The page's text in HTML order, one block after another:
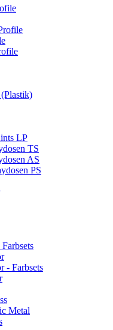
LP
TS
AS
PS
- Farbsets
Metal